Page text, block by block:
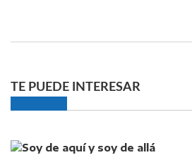
TE PUEDE INTERESAR